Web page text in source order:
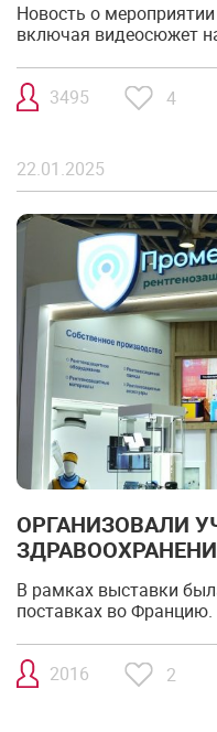
Новость о
включая видеосюжет
3495 4
22.01.2025
ОРГАНИЗОВАЛИ
В рамках выставки
поставках во Францию.
2016 2